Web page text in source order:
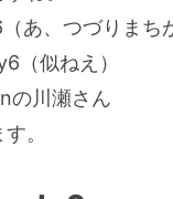
あ、つづりまち
（似ねえ）
の川瀬さん
。